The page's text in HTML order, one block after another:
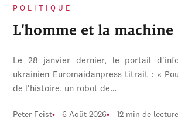
POLITIQUE
L'homme et la machine
Le 28 janvier dernier, le portail
ukrainien Euromaidanpress titrait : «
de l'histoire, un robot de…
Peter Feist 6 Août 2026 12 min de lecture